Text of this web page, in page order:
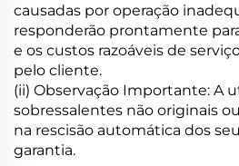
causadas por operação
responderão prontamente
e os custos razoáveis de
pelo cliente.
(ii) Observação Importante: A
sobressalentes não originais
na rescisão automática dos
garantia.